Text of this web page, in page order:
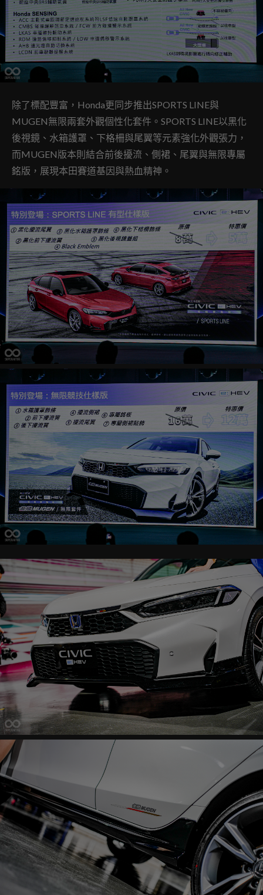
除了標配豐富，Honda更同步推出SPORTS LINE與
MUGEN無限兩套外觀個性化套件。SPORTS LINE以黑化
後視鏡、水箱護罩、下格柵與尾翼等元素強化外觀張力，
而MUGEN版本則結合前後擾流、側裙、尾翼與無限專屬
銘版，展現本田賽道基因與熱血精神。